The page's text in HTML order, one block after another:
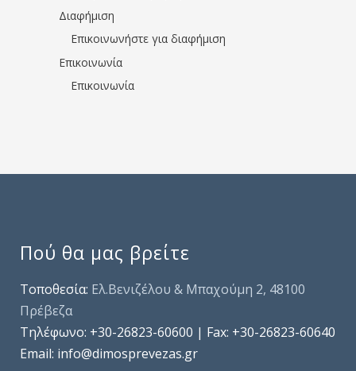
Διαφήμιση
Επικοινωνήστε για διαφήμιση
Επικοινωνία
Επικοινωνία
Πού θα μας βρείτε
Τοποθεσία: Ελ.Βενιζέλου & Μπαχούμη 2, 48100
Πρέβεζα
Τηλέφωνo: +30-26823-60600 | Fax: +30-26823-60640
Email: info@dimosprevezas.gr